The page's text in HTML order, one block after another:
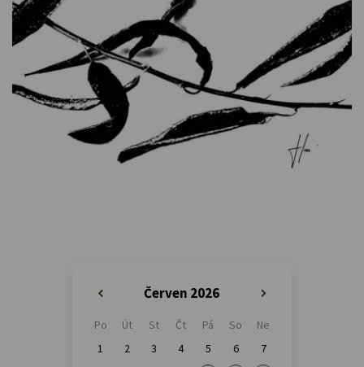
Červen 2026
Po Út St Čt Pá So
Ne
1
2 3 4 5 6
7